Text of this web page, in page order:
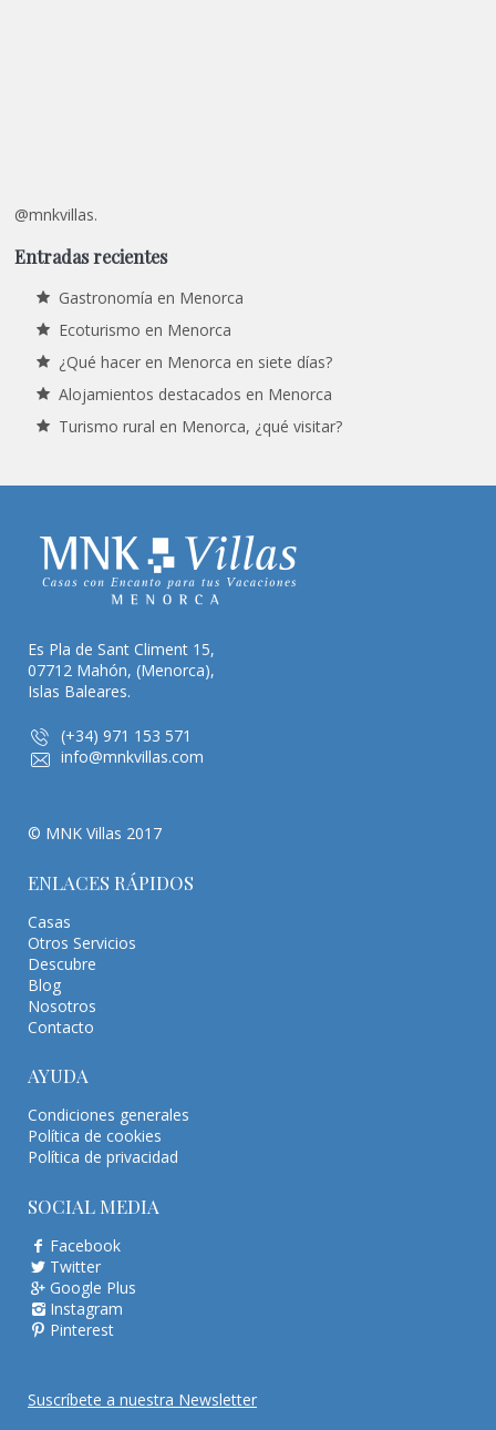
@mnkvillas.
Entradas recientes
Gastronomía en Menorca
Ecoturismo en Menorca
¿Qué hacer en Menorca en siete días?
Alojamientos destacados en Menorca
Turismo rural en Menorca, ¿qué visitar?
Es Pla de Sant Climent 15,
07712 Mahón, (Menorca),
Islas Baleares.
(+34) 971 153 571
info@mnkvillas.com
© MNK Villas 2017
ENLACES RÁPIDOS
Casas
Otros Servicios
Descubre
Blog
Nosotros
Contacto
AYUDA
Condiciones generales
Política de cookies
Política de privacidad
SOCIAL MEDIA
Facebook
Twitter
Google Plus
Instagram
Pinterest
Suscríbete a nuestra Newsletter